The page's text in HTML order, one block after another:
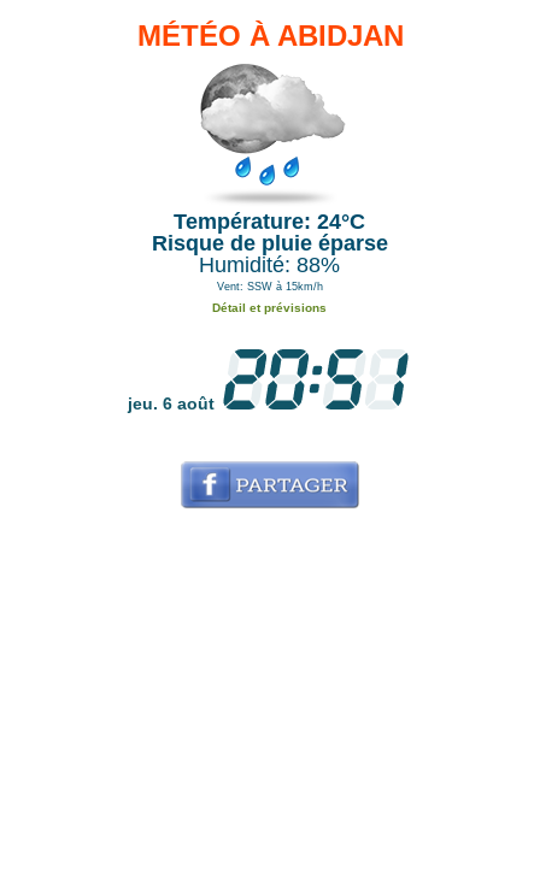
MÉTÉO À ABIDJAN
Température: 24°C
Risque de pluie éparse
Humidité: 88%
Vent: SSW à 15km/h
Détail et prévisions
jeu. 6 août